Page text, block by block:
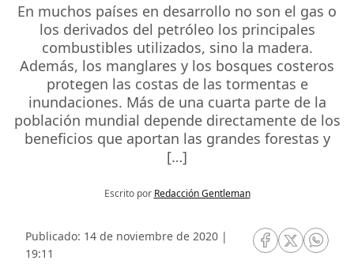
En muchos países en desarrollo no son el gas o
los derivados del petróleo los principales
combustibles utilizados, sino la madera.
Además, los manglares y los bosques costeros
protegen las costas de las tormentas e
inundaciones. Más de una cuarta parte de la
población mundial depende directamente de los
beneficios que aportan las grandes forestas y
[…]
Escrito por Redacción Gentleman
Publicado: 14 de noviembre de 2020 |
19:11
RRSS Facebook
RRSSRRSS